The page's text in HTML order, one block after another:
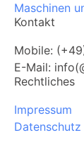
Maschinen
Kontakt
Mobile:
E-Mail:
Rechtliches
Impressum
Datenschutz